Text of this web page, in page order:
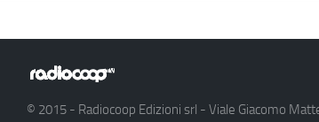
© 2015 - Radiocoop Edizioni srl - Viale Giacomo